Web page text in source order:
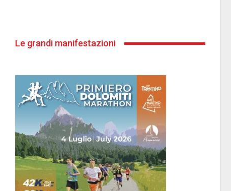
Le grandi manifestazioni